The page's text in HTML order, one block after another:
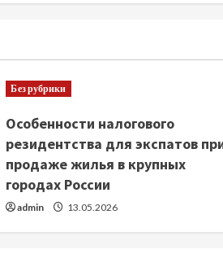
Без рубрики
Особенности налогового
резидентства для экспатов
продаже жилья в крупных
городах России
admin 13.05.2026